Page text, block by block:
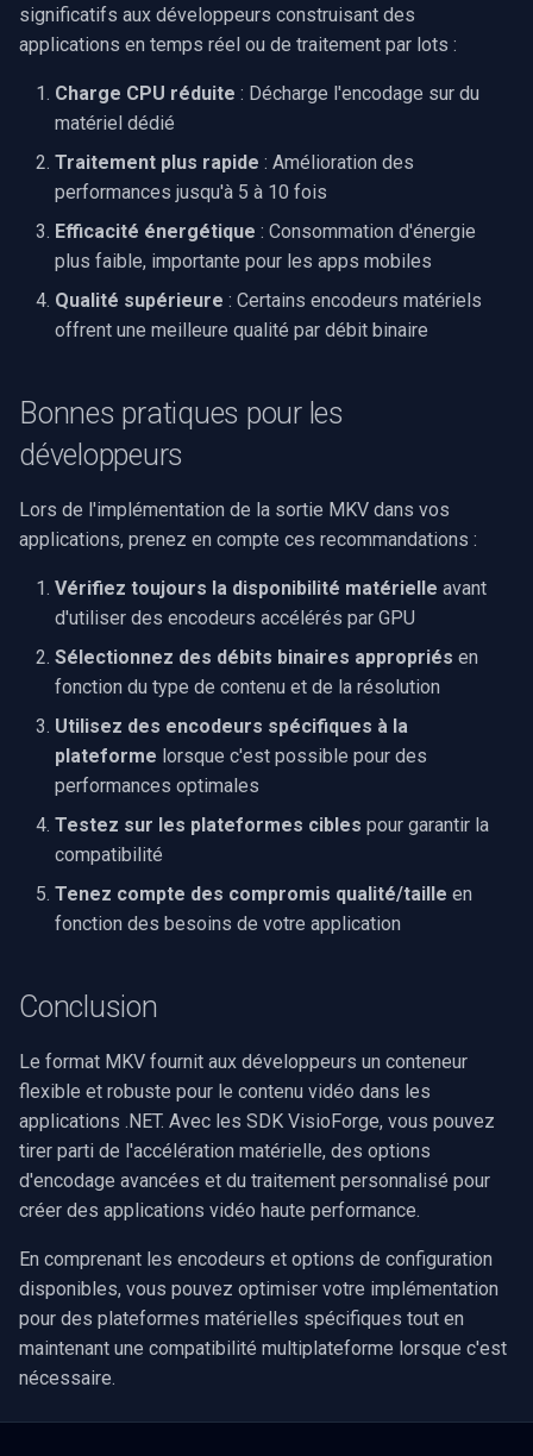
significatifs aux développeurs construisant des
applications en temps réel ou de traitement par lots :
Charge CPU réduite : Décharge l'encodage sur du
matériel dédié
Traitement plus rapide : Amélioration des
performances jusqu'à 5 à 10 fois
Efficacité énergétique : Consommation d'énergie
plus faible, importante pour les apps mobiles
Qualité supérieure : Certains encodeurs matériels
offrent une meilleure qualité par débit binaire
Bonnes pratiques pour les
développeurs
Lors de l'implémentation de la sortie MKV dans vos
applications, prenez en compte ces recommandations :
Vérifiez toujours la disponibilité matérielle avant
d'utiliser des encodeurs accélérés par GPU
Sélectionnez des débits binaires appropriés en
fonction du type de contenu et de la résolution
Utilisez des encodeurs spécifiques à la
plateforme lorsque c'est possible pour des
performances optimales
Testez sur les plateformes cibles pour garantir la
compatibilité
Tenez compte des compromis qualité/taille en
fonction des besoins de votre application
Conclusion
Le format MKV fournit aux développeurs un conteneur
flexible et robuste pour le contenu vidéo dans les
applications .NET. Avec les SDK VisioForge, vous pouvez
tirer parti de l'accélération matérielle, des options
d'encodage avancées et du traitement personnalisé pour
créer des applications vidéo haute performance.
En comprenant les encodeurs et options de configuration
disponibles, vous pouvez optimiser votre implémentation
pour des plateformes matérielles spécifiques tout en
maintenant une compatibilité multiplateforme lorsque c'est
nécessaire.